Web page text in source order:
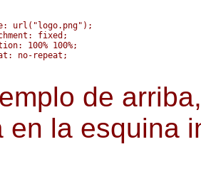
url("logo.png");
fixed;
100% 100%;
no-repeat;
de
en la esquina